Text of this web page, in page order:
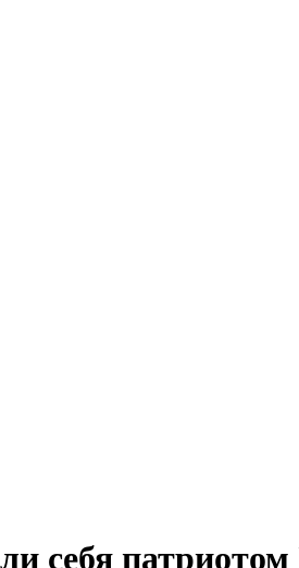
себя